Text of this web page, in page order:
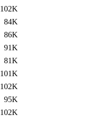
102K
84K
86K
91K
81K
101K
102K
95K
102K